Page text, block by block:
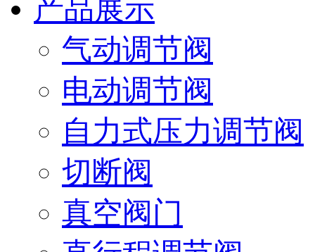
产品展示
气动调节阀
电动调节阀
自力式压力调节阀
切断阀
真空阀门